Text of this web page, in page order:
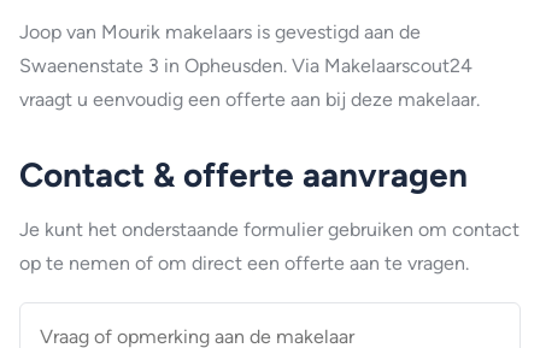
Joop van Mourik makelaars is gevestigd aan de
Swaenenstate 3 in Opheusden. Via Makelaarscout24
vraagt u eenvoudig een offerte aan bij deze makelaar.
Contact & offerte aanvragen
Je kunt het onderstaande formulier gebruiken om contact
op te nemen of om direct een offerte aan te vragen.